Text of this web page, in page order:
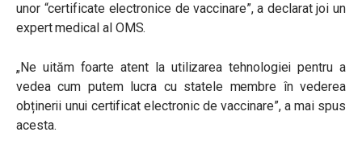
unor “certificate electronice de vaccinare”, a declarat joi un
expert medical al OMS.
„Ne uităm foarte atent la utilizarea tehnologiei pentru a
vedea cum putem lucra cu statele membre în vederea
obținerii unui certificat electronic de vaccinare”, a mai spus
acesta.